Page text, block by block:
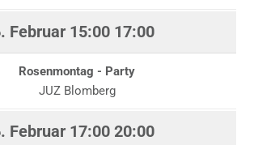
Februar 15:00 17:00
Rosenmontag - Party
JUZ Blomberg
Februar 17:00 20:00